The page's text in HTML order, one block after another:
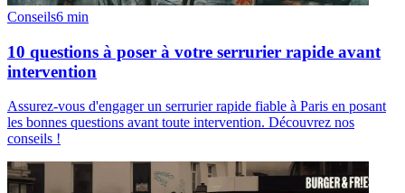
Conseils6 min
10 questions à poser à votre serrurier rapide avant
intervention
Assurez-vous d'engager un serrurier rapide fiable à Paris en posant
les bonnes questions avant toute intervention. Découvrez nos
conseils !